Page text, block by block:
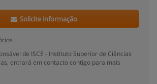
Solicite informação
de ISCE - Instituto Superior de Ciências
entrará em contacto contigo para mais